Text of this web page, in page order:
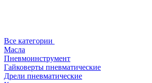
Все категории
Масла
Пневмоинструмент
Гайковерты пневматические
Дрели пневматические